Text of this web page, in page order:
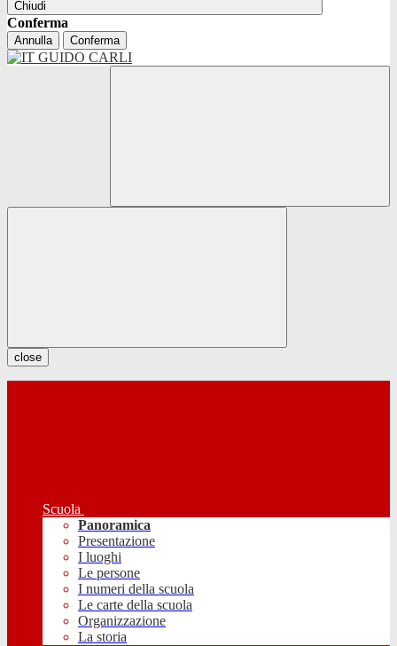
Chiudi
Conferma
Annulla Conferma
close
Scuola
Panoramica
Presentazione
I luoghi
Le persone
I numeri della scuola
Le carte della scuola
Organizzazione
La storia